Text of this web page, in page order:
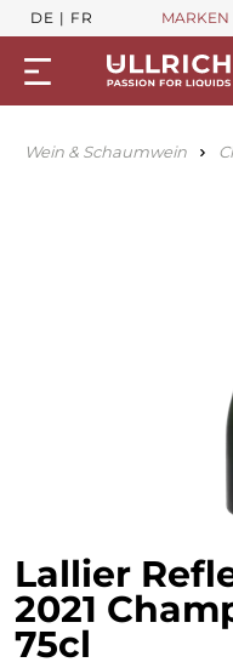
DE FR MARKEN
Wein & Schaumwein
Lallier
2021
75cl